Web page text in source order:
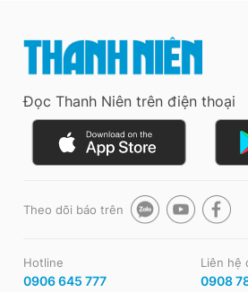
Đọc Thanh Niên trên điện thoại
Theo dõi báo trên
Hotline
0906 645 777
Liên hệ
0908